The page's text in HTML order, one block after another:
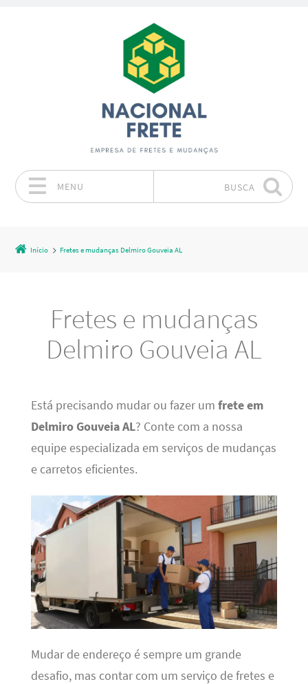
MENU BUSCA
Início Fretes e mudanças Delmiro Gouveia AL
Fretes e mudanças
Delmiro Gouveia AL
Está precisando mudar ou fazer um frete em
Delmiro Gouveia AL? Conte com a nossa
equipe especializada em serviços de mudanças
e carretos eficientes.
Mudar de endereço é sempre um grande
desafio, mas contar com um serviço de fretes e